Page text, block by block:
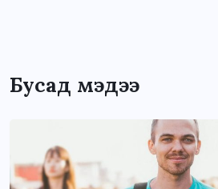
Бусад мэдээ